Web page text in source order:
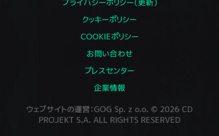
プライバシーポリシー（更新）
クッキーポリシー
COOKIEポリシー
お問い合わせ
プレスセンター
企業情報
ウェブサイトの運営：GOG Sp. z o.o. © 2026 CD
PROJEKT S.A. ALL RIGHTS RESERVED